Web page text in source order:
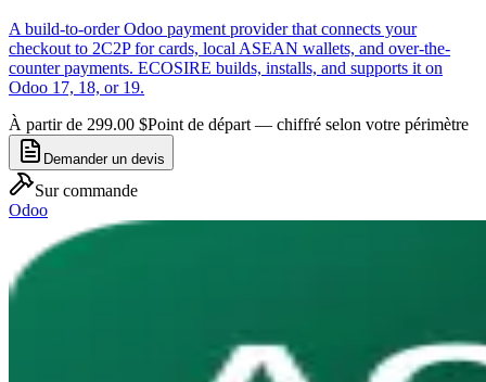
A build-to-order Odoo payment provider that connects your
checkout to 2C2P for cards, local ASEAN wallets, and over-the-
counter payments. ECOSIRE builds, installs, and supports it on
Odoo 17, 18, or 19.
À partir de 299.00 $Point de départ — chiffré selon votre périmètre
Demander un devis
Sur commande
Odoo